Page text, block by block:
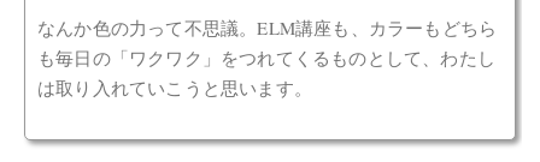
なんか色の力って不思議。ELM講座も、カラーもどちら
も毎日の「ワクワク」をつれてくるものとして、わたし
は取り入れていこうと思います。